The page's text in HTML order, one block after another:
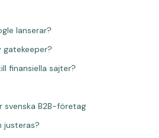
lanserar?
gatekeeper?
finansiella sajter?
svenska B2B-företag